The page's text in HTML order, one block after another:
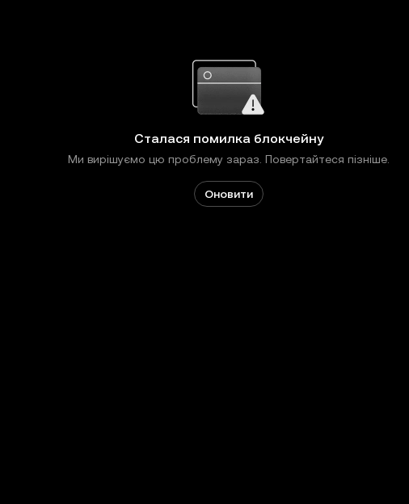
Сталася помилка блокчейну
Ми вирішуємо цю проблему зараз. Повертайтеся пізніше.
Оновити